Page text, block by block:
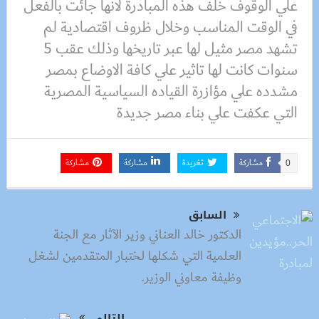
علي الوقوف خلف هذه المبادرة لانها جائت بالفعل
في الوقت المناسب وخلال ظروف اقتصادية لم
تشهد مصر مثيل لها عبر تاريخها وذلك عقب 5
سنوات كانت لها تاثير علي كافة الاوضاع بمصر
مشدده علي مؤازرة القياده السياسية المصرية
التي عكفت علي بناء مصر جديدة
مشاركة 0 تغريدة مشاركة مشاركة
السابق
الدكتور خالد العناني وزير الآثار مع الجنة
العلمية التي شكلها لختبار المتقدمين لشغل
وظيفة معاوني الوزير.